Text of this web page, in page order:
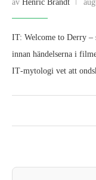
av Henric Brandt
IT: Welcome to Derry –
innan händelserna i
IT‑mytologi vet att